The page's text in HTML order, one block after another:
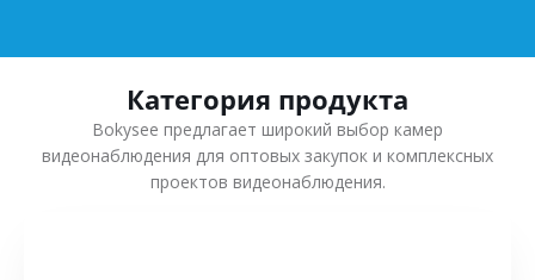
Категория продукта
Bokysee предлагает широкий выбор камер
видеонаблюдения для оптовых закупок и комплексных
проектов видеонаблюдения.